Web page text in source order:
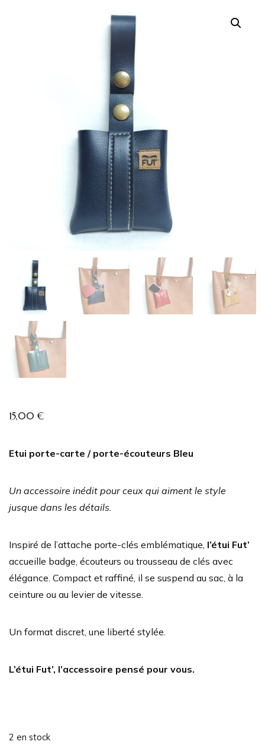
15,00€
Etui porte-carte / porte-écouteurs Bleu
Un accessoire inédit pour ceux qui aiment le style
jusque dans les détails.
Inspiré de l’attache porte-clés emblématique, l’étui Fut’
accueille badge, écouteurs ou trousseau de clés avec
élégance. Compact et raffiné, il se suspend au sac, à la
ceinture ou au levier de vitesse.
Un format discret, une liberté stylée.
L’étui Fut’, l’accessoire pensé pour vous.
2 en stock